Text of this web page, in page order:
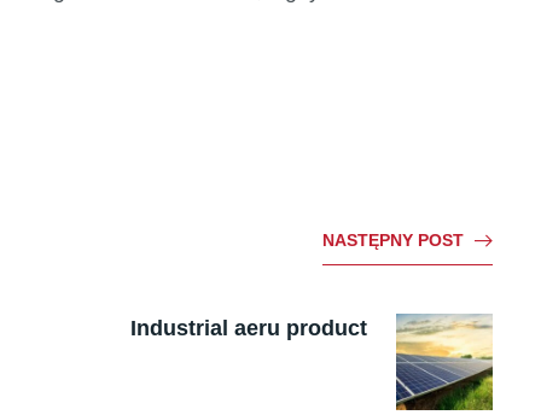
NASTĘPNY POST
Industrial aeru product